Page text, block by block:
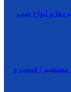
و انواع پمپ
مستقیم | قیمت و